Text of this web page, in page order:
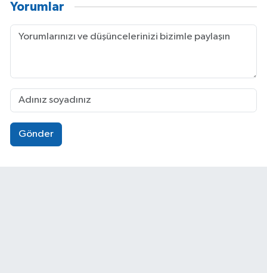
Yorumlar
Gönder